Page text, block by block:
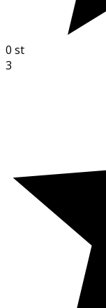
0 st
3